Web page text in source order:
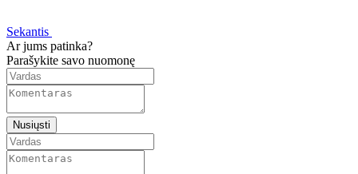
Sekantis
Ar jums patinka?
Parašykite savo nuomonę
Nusiųsti